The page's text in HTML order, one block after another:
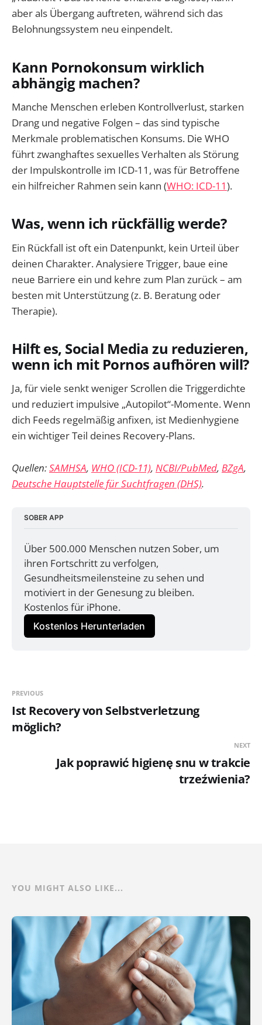
aber als Übergang auftreten, während sich das
Belohnungssystem neu einpendelt.
Kann Pornokonsum wirklich
abhängig machen?
Manche Menschen erleben Kontrollverlust, starken
Drang und negative Folgen – das sind typische
Merkmale problematischen Konsums. Die WHO
führt zwanghaftes sexuelles Verhalten als Störung
der Impulskontrolle im ICD-11, was für Betroffene
ein hilfreicher Rahmen sein kann (WHO: ICD-11).
Was, wenn ich rückfällig werde?
Ein Rückfall ist oft ein Datenpunkt, kein Urteil über
deinen Charakter. Analysiere Trigger, baue eine
neue Barriere ein und kehre zum Plan zurück – am
besten mit Unterstützung (z. B. Beratung oder
Therapie).
Hilft es, Social Media zu reduzieren,
wenn ich mit Pornos aufhören will?
Ja, für viele senkt weniger Scrollen die Triggerdichte
und reduziert impulsive „Autopilot“-Momente. Wenn
dich Feeds regelmäßig anfixen, ist Medienhygiene
ein wichtiger Teil deines Recovery-Plans.
Quellen:SAMHSA, WHO (ICD-11), NCBI/PubMed, BZgA,
Deutsche Hauptstelle für Suchtfragen (DHS).
SOBER APP
Über 500.000 Menschen nutzen Sober, um
ihren Fortschritt zu verfolgen,
Gesundheitsmeilensteine zu sehen und
motiviert in der Genesung zu bleiben.
Kostenlos für iPhone.
Kostenlos Herunterladen
PREVIOUS
Ist Recovery von Selbstverletzung
möglich?
NEXT
Jak poprawić higienę snu w trakcie
trzeźwienia?
YOU MIGHT ALSO LIKE...